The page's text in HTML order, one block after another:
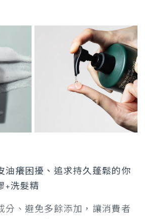
油癢困擾、追求持久蓬鬆的你
+洗髮精
分、避免多餘添加，讓消費者